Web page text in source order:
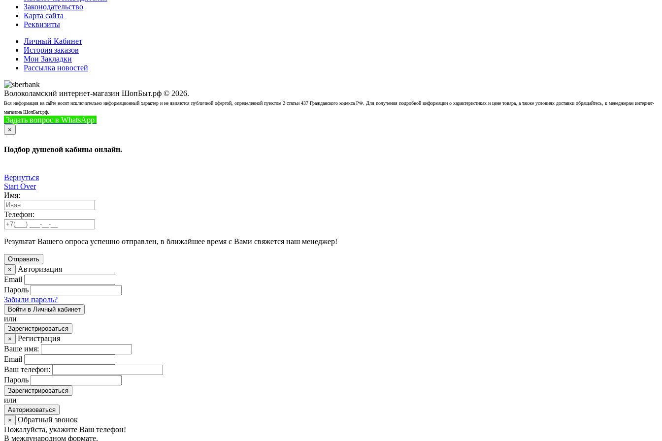
Законодательство
Карта сайта
Реквизиты
Личный Кабинет
История заказов
Мои Закладки
Рассылка новостей
Волоколамский интернет-магазин ШопБыт.рф © 2026.
Вся информация на сайте носит исключительно информационный характер и не являются публичной офертой, определенной пунктом 2 статьи 437 Гражданского кодекса РФ. Для получения подробной информации о характеристиках и цене товара, а также условиях доставки обращайтесь, к менеджерам интернет-
магазина ШопБыт.рф.
Задать вопрос в WhatsApp
×
Подбор душевой кабины онлайн.
Вернуться
Start Over
Имя:
Телефон:
Результат Вашего опроса успешно отправлен, в ближайшее время с Вами свяжется наш менеджер!
×
Авторизация
Email
Пароль
Забыли пароль?
Войти в Личный кабинет
или
Зарегистрироваться
×
Регистрация
Ваше имя:
Email
Ваш телефон:
Пароль
Зарегистрироваться
или
Авторизоваться
×
Обратный звонок
Пожалуйста, укажите Ваш телефон!
В международном формате.